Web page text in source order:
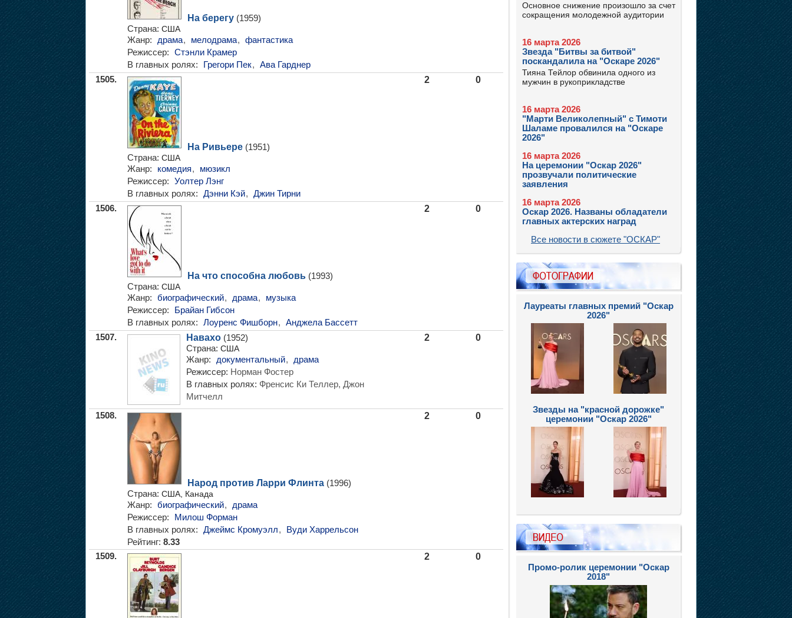
На берегу(1959)
Страна: США
Жанр: драма, мелодрама, фантастика
Режиссер: Стэнли Крамер
В главных ролях:
Грегори Пек, Ава Гарднер
1505.
На Ривьере(1951)
Страна: США
Жанр: комедия,
мюзикл
Режиссер: Уолтер Лэнг
В главных ролях: Дэнни Кэй, Джин Тирни
2 0
1506.
На что способна любовь(1993)
Страна: США
Жанр: биографический, драма,
музыка
Режиссер:
Брайан Гибсон
В главных ролях: Лоуренс Фишборн, Анджела Бассетт
2 0
1507. Навахо(1952)
Страна: США
Жанр: документальный,
драма
Режиссер: Норман Фостер
В главных ролях: Френсис Ки Теллер, Джон
Митчелл
2 0
1508.
Народ против Ларри Флинта(1996)
Страна: США, Канада
Жанр: биографический,
драма
Режиссер:
Милош Форман
В главных ролях: Джеймс Кромуэлл,
Вуди Харрельсон
Рейтинг: 8.33
2 0
1509. 2 0
Основное снижение произошло за счет
сокращения молодежной аудитории
16 марта 2026
Звезда "Битвы за битвой"
поскандалила на "Оскаре 2026"
Тияна Тейлор обвинила одного из
мужчин в рукоприкладстве
16 марта 2026
"Марти Великолепный" с Тимоти
Шаламе провалился на "Оскаре
2026"
16 марта 2026
На церемонии "Оскар 2026"
прозвучали политические
заявления
16 марта 2026
Оскар 2026. Названы обладатели
главных актерских наград
Все новости в сюжете "ОСКАР"
Лауреаты главных премий "Оскар
2026"
Звезды на "красной дорожке"
церемонии "Оскар 2026"
Промо-ролик церемонии "Оскар
2018"